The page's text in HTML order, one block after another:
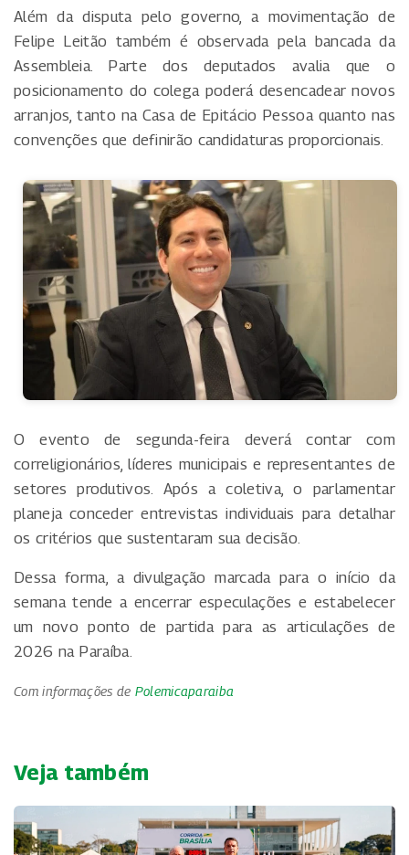
Além da disputa pelo governo, a movimentação de
Felipe Leitão também é observada pela bancada da
Assembleia. Parte dos deputados avalia que o
posicionamento do colega poderá desencadear novos
arranjos, tanto na Casa de Epitácio Pessoa quanto nas
convenções que definirão candidaturas proporcionais.
O evento de segunda-feira deverá contar com
correligionários, líderes municipais e representantes de
setores produtivos. Após a coletiva, o parlamentar
planeja conceder entrevistas individuais para detalhar
os critérios que sustentaram sua decisão.
Dessa forma, a divulgação marcada para o início da
semana tende a encerrar especulações e estabelecer
um novo ponto de partida para as articulações de
2026 na Paraíba.
Com informações de Polemicaparaiba
Veja também